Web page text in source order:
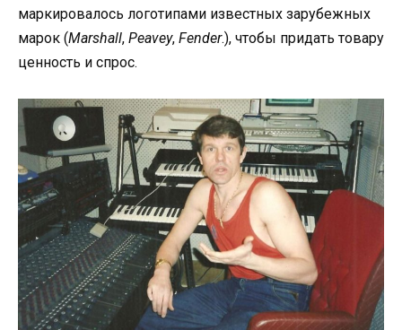
маркировалось логотипами известных зарубежных
марок (Marshall, Peavey, Fender.), чтобы придать товару
ценность и спрос.